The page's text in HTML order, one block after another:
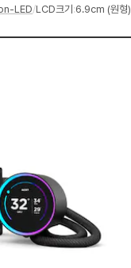
LED/LCD크기 :6.9cm (원형)